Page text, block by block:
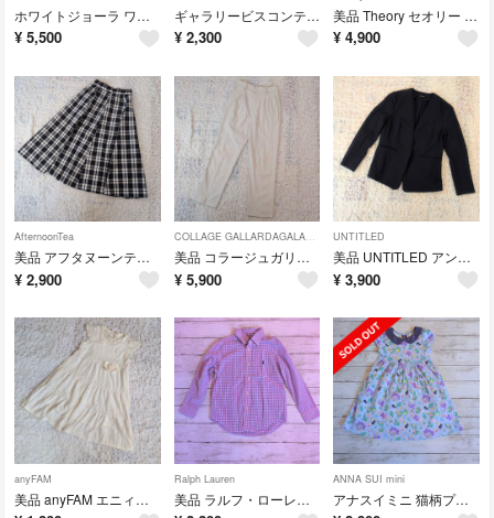
ホワイトジョーラ ワンピーススーツ セットアップ 9号 M ベージュ セレモニー
¥ 5,500
ギャラリービスコンティ 千鳥格子 ショートジャケット リボン袖
¥ 2,300
美品 Theory セオリー クリーム色 イージーパンツ センター 日本製
¥ 4,900
AfternoonTea
美品 アフタヌーンティーワードローブ チェック柄 フレアロングスカート
¥ 2,900
COLLAGE GALLARDAGALANTE
美品 コラージュガリャルダガランテ リネンタックパンツ 麻混 アイボリー
¥ 5,900
UNTITLED
美品 UNTITLED アンタイトル ノーカラージャケット ネイビー 日本製
¥ 3,900
anyFAM
美品 anyFAM エニィファム かぎ編みレースワンピース 140 発表会結婚式
Ralph Lauren
美品 ラルフ・ローレン 長袖シャツ チェック柄 ピンク
ANNA SUI mini
アナスイミニ 猫柄プリント 半袖ワンピース 110 パープル 花柄